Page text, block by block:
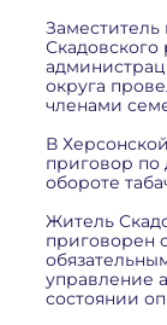
Заместитель
Скадовского
округа
членами
В
приговор по
обороте
Житель
приговорен
управление
состоянии